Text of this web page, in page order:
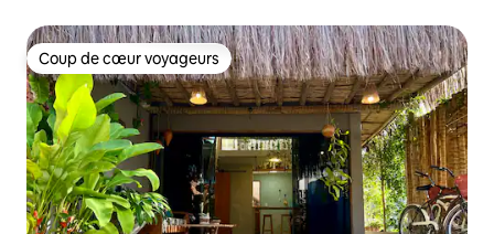
Coup de cœur voyageurs
Coup de cœur voyageurs